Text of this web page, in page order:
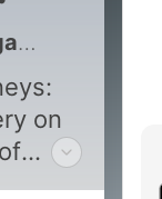
Part 1
on